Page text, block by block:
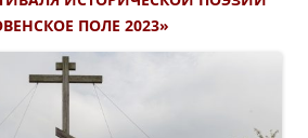
ПОЛЕ 2023»